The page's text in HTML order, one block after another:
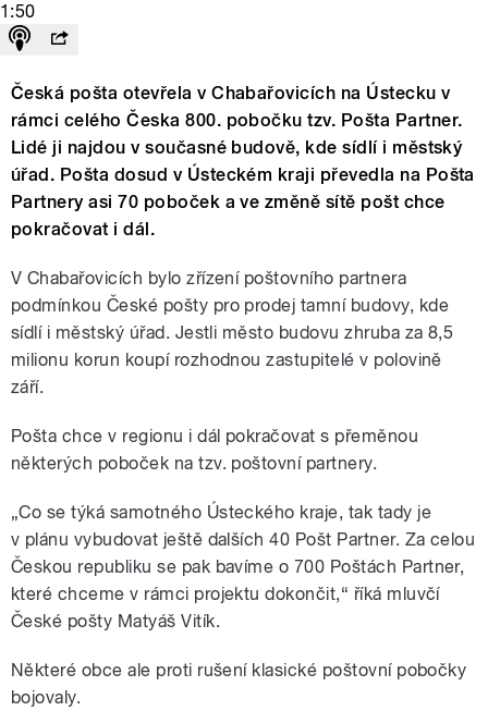
1:50
Česká pošta otevřela v Chabařovicích na Ústecku v
rámci celého Česka 800. pobočku tzv. Pošta Partner.
Lidé ji najdou v současné budově, kde sídlí i městský
úřad. Pošta dosud v Ústeckém kraji převedla na Pošta
Partnery asi 70 poboček a ve změně sítě pošt chce
pokračovat i dál.
V Chabařovicích bylo zřízení poštovního partnera
podmínkou České pošty pro prodej tamní budovy, kde
sídlí i městský úřad. Jestli město budovu zhruba za 8,5
milionu korun koupí rozhodnou zastupitelé v polovině
září.
Pošta chce v regionu i dál pokračovat s přeměnou
některých poboček na tzv. poštovní partnery.
„Co se týká samotného Ústeckého kraje, tak tady je
v plánu vybudovat ještě dalších 40 Pošt Partner. Za celou
Českou republiku se pak bavíme o 700 Poštách Partner,
které chceme v rámci projektu dokončit,“ říká mluvčí
České pošty Matyáš Vitík.
Některé obce ale proti rušení klasické poštovní pobočky
bojovaly.